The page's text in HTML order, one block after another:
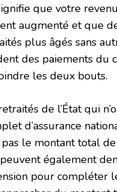
que votre
augmenté et que
plus âgés sans
des paiements du
les deux bouts.
de l’État qui
d’assurance
le montant total
également
pour compléter